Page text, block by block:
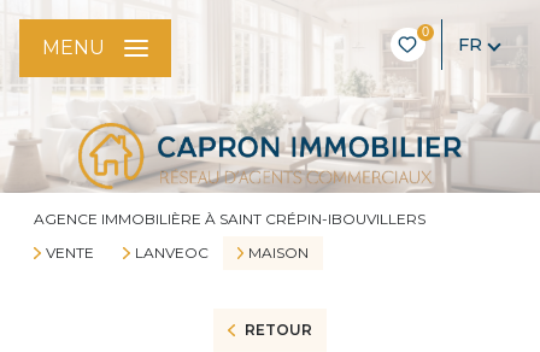
0
FR
MENU
AGENCE IMMOBILIÈRE À SAINT CRÉPIN-IBOUVILLERS
VENTE
LANVEOC MAISON
RETOUR